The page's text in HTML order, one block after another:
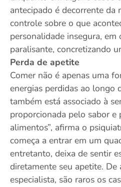
antecipado é decorrente da
controle sobre o que
personalidade insegura,
paralisante, concretizando
Perda de apetite
Comer não é apenas uma
energias perdidas ao longo
também está associado à
proporcionada pelo sabor e
alimentos”, afirma o
começa a entrar em um
entretanto, deixa de sentir
diretamente seu apetite. De
especialista, são raros os